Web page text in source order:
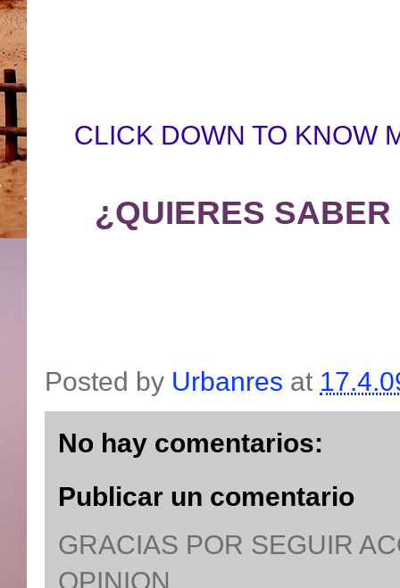
CLICK DOWN TO KNOW
¿QUIERES
Posted by Urbanres at
No hay comentarios:
Publicar un comentario
GRACIAS POR SEGUIR
OPINION